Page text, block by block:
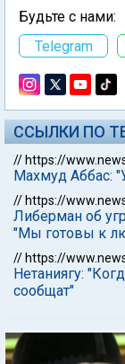
Будьте с нами:
Telegram
ССЫЛКИ ПО
// https://
Махмуд Аббас:
// https://
Либерман об
"Мы готовы к
// https://
Нетаниягу:
сообщат"